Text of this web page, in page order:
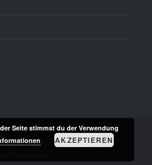
Theme: Dyad von
Seite stimmst du der Verwendung
AKZEPTIEREN